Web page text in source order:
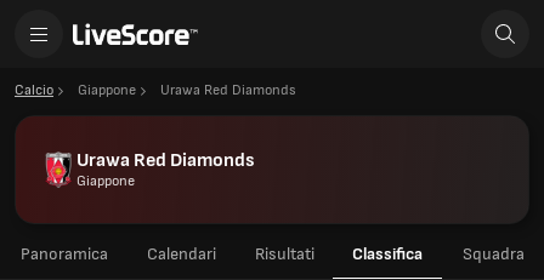
Calcio Giappone Urawa Red Diamonds
Urawa Red Diamonds
Giappone
Panoramica Calendari Risultati Classifica Squadra